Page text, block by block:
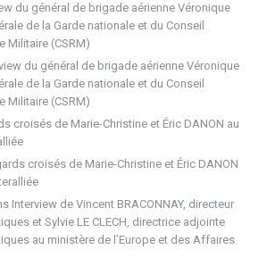
du général de brigade aérienne Véronique
de la Garde nationale et du Conseil
Militaire (CSRM)
du général de brigade aérienne Véronique
de la Garde nationale et du Conseil
Militaire (CSRM)
croisés de Marie-Christine et Éric DANON au
croisés de Marie-Christine et Éric DANON
Interview de Vincent BRACONNAY, directeur
et Sylvie LE CLECH, directrice adjointe
au ministère de l’Europe et des Affaires